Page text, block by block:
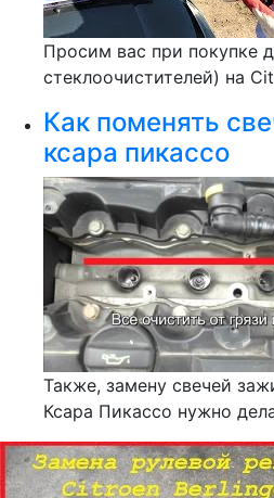
Просим вас при покупке
стеклоочистителей) на
Как поменять
ксара пикассо
Также, замену свечей
Ксара Пикассо нужно